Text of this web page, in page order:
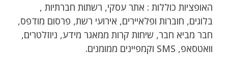
האופציות כוללות : אתר עסקי, רשתות חברתיות ,
בלוגים, חוברות ופלאיירים, אירועי רשת, פרסום מודפס,
חבר מביא חבר, שיחות קרות ממאגר מידע, ניוזלטרים,
וואטסאפ, SMS וקמפיינים ממומנים.